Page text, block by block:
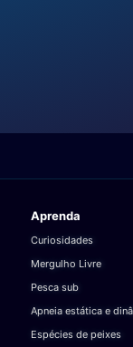
Aprenda
Curiosidades
Mergulho Livre
Pesca sub
Apneia estática e
Espécies de peixes